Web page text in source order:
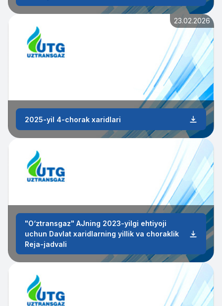
23.02.2026
2025-yil 4-chorak xaridlari
"O‘ztransgaz" AJning 2023-yilgi ehtiyoji
uchun Davlat xaridlarning yillik va choraklik
Reja-jadvali